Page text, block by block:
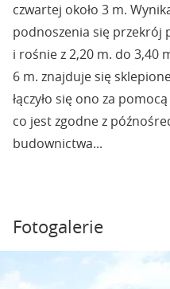
czwartej około 3 m.
podnoszenia się przekrój
i rośnie z 2,20 m. do 3,40
6 m. znajduje się
łączyło się ono za
co jest zgodne z
budownictwa...
Fotogalerie